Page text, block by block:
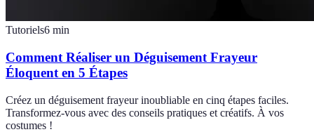
Tutoriels6 min
Comment Réaliser un Déguisement Frayeur
Éloquent en 5 Étapes
Créez un déguisement frayeur inoubliable en cinq étapes faciles.
Transformez-vous avec des conseils pratiques et créatifs. À vos
costumes !